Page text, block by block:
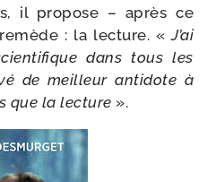
il pro­pose – après ce
: la lec­ture. «J’ai
dans tous les
de meilleur anti­dote à
que la lec­ture ».